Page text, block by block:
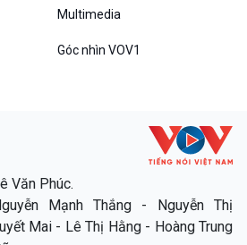
Multimedia
Góc nhìn VOV1
Văn Phúc.
Mạnh Thắng - Nguyễn Thị
Mai - Lê Thị Hằng - Hoàng Trung